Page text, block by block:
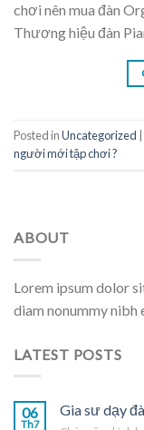
chơi nên mua đàn
Thương hiệu đàn
Posted inUncategorized
người mới tập chơi ?
ABOUT
Lorem ipsum dolor
diam nonummy nibh
LATEST POSTS
06
Th7
Gia sư dạy